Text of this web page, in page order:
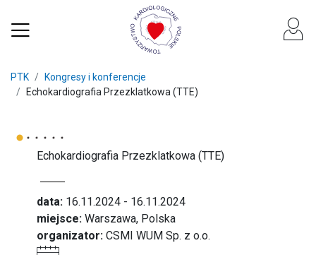
PTK
Kongresy i konferencje
Echokardiografia Przezklatkowa (TTE)
Echokardiografia Przezklatkowa (TTE)
data: 16.11.2024 - 16.11.2024
miejsce: Warszawa, Polska
organizator: CSMI WUM Sp. z o.o.